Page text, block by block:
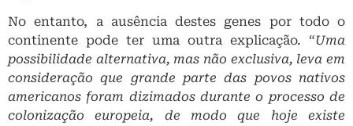
No entanto, a ausência destes genes por todo o
continente pode ter uma outra explicação. “Uma
possibilidade alternativa, mas não exclusiva, leva em
consideração que grande parte das povos nativos
americanos foram dizimados durante o processo de
colonização europeia, de modo que hoje existe